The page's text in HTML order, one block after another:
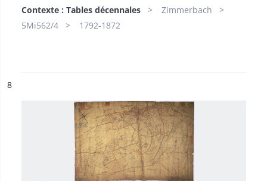
Contexte : Tables décennales
Zimmerbach
5Mi562/4
1792-1872
n°
8